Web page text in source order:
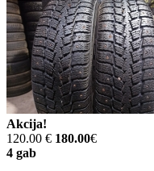
Akcija!
120.00 € 180.00€
4 gab